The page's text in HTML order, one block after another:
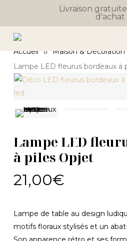
main
Livraison
d'achat
Accueil Maison & Décoration
Lampe LED fleurus bordeaux à
Lampe LED
à piles Opjet
21,00€
Lampe de table au design
motifs floraux stylisés et un